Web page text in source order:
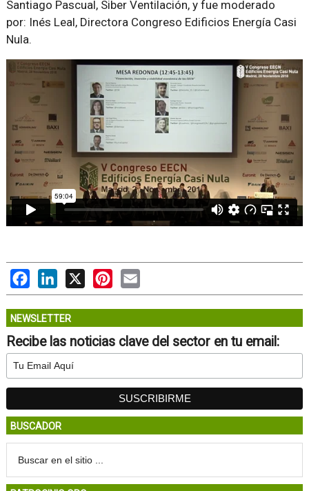
Santiago Pascual, Siber Ventilación, y fue moderado
por: Inés Leal, Directora Congreso Edificios Energía Casi
Nula.
FacebookLinkedIn
X PinterestEmail
NEWSLETTER
Recibe las noticias clave del sector en tu email:
BUSCADOR